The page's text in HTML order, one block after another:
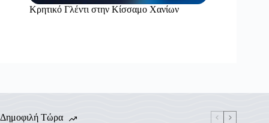
Κρητικό Γλέντι στην Κίσσαμο Χανίων
Δημοφιλή Τώρα